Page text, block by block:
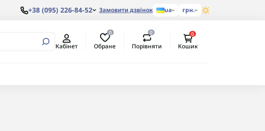
+38 (095) 226-84-52 Замовити дзвінок ua грн.
Кабінет
0
Обране
0
Порівняти
0
Кошик